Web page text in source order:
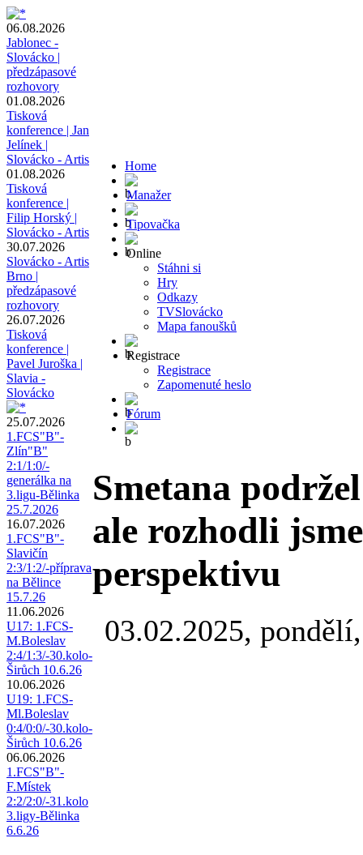
06.08.2026
Jablonec -
Slovácko |
předzápasové
rozhovory
01.08.2026
Tisková
konference | Jan
Jelínek |
Slovácko - Artis
01.08.2026
Tisková
konference |
Filip Horský |
Slovácko - Artis
30.07.2026
Slovácko - Artis
Brno |
předzápasové
rozhovory
26.07.2026
Tisková
konference |
Pavel Juroška |
Slavia -
Slovácko
25.07.2026
1.FCS"B"-
Zlín"B"
2:1/1:0/-
generálka na
3.ligu-Bělinka
25.7.2026
16.07.2026
1.FCS"B"-
Slavičín
2:3/1:2/-příprava
na Bělince
15.7.26
11.06.2026
U17: 1.FCS-
M.Boleslav
2:4/1:3/-30.kolo-
Širůch 10.6.26
10.06.2026
U19: 1.FCS-
Ml.Boleslav
0:4/0:0/-30.kolo-
Širůch 10.6.26
06.06.2026
1.FCS"B"-
F.Místek
2:2/2:0/-31.kolo
3.ligy-Bělinka
6.6.26
Home
Manažer
Tipovačka
Online
Stáhni si
Hry
Odkazy
TVSlovácko
Mapa fanoušků
Registrace
Registrace
Zapomenuté heslo
Fórum
Smetana
ale rozhodli
perspektivu
03.02.2025,